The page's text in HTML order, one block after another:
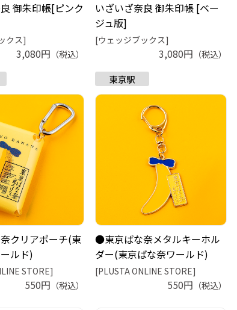
御朱印帳[ピンク
クス]
3,080円 （税込）
いざいざ奈良 御朱印帳 [ベー
ジュ版]
[ウェッジブックス]
3,080円 （税込）
クリアポーチ(東
ルド)
STORE]
550円 （税込）
●東京ばな奈メタルキーホル
ダー(東京ばな奈ワールド)
[PLUSTA ONLINE STORE]
550円 （税込）